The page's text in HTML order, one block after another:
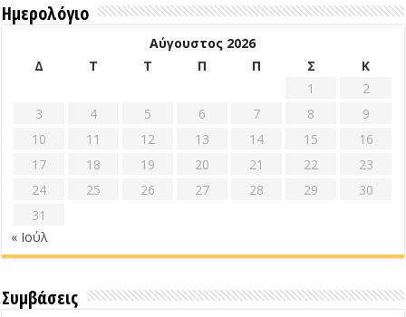
Ημερολόγιο
Αύγουστος 2026
Δ
Τ Τ Π Π Σ
Κ
1
2
3
4 5 6 7 8
9
10
11 12 13 14 15
16
17
18 19 20 21 22
23
24
25 26 27 28 29
30
31
« Ιούλ
Συμβάσεις